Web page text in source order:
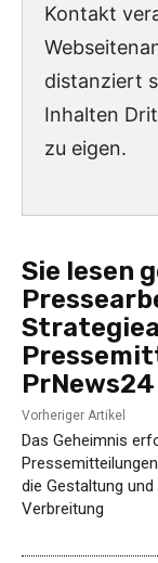
Kontakt
distanziert
Inhalten
zu eigen.
Sie lesen
PrNews24
Vorheriger Artikel
Das Geheimnis
die Gestaltung und
Verbreitung